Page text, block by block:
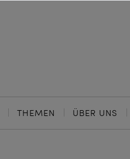
THEMEN ÜBER UNS